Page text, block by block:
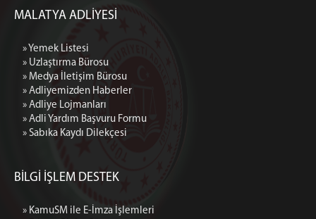
MALATYA ADLİYESİ
» Yemek Listesi
» Uzlaştırma Bürosu
» Medya İletişim Bürosu
» Adliyemizden Haberler
» Adliye Lojmanları
» Adli Yardım Başvuru Formu
» Sabıka Kaydı Dilekçesi
BİLGİ İŞLEM DESTEK
» KamuSM ile E-İmza İşlemleri